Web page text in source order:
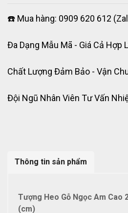
☎️ Mua hàng: 0909 620 612
Đa Dạng Mẫu Mã - Giá Cả Hợp
Chất Lượng Đảm Bảo - Vận
Đội Ngũ Nhân Viên Tư Vấn
Thông tin sản phẩm
Tượng Heo Gỗ Ngọc Am Cao
(cm)